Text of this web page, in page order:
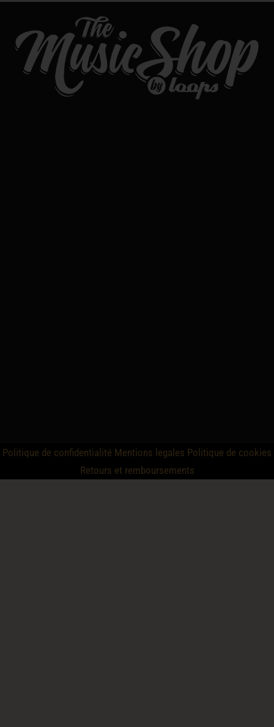
Politique de confidentialité Mentions legales Politique de cookies
Retours et remboursements